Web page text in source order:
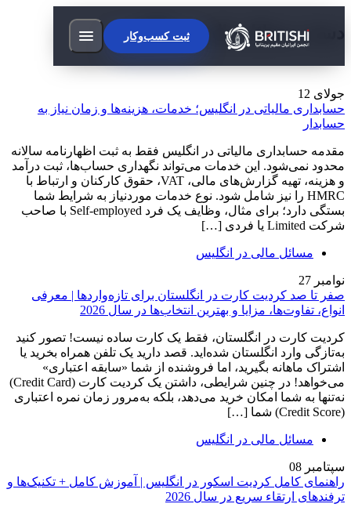
ثبت کسب‌وکار دسته:مسائل مالی در انگلیس
جولای 12
حسابداری مالیاتی در انگلیس؛ خدمات، هزینه‌ها و زمان نیاز به
حسابدار
مقدمه حسابداری مالیاتی در انگلیس فقط به ثبت اظهارنامه سالانه
محدود نمی‌شود. این خدمات می‌تواند نگهداری حساب‌ها، ثبت درآمد
و هزینه، تهیه گزارش‌های مالی، VAT، حقوق کارکنان و ارتباط با
HMRC را نیز شامل شود. نوع خدمات موردنیاز به شرایط شما
بستگی دارد؛ برای مثال، وظایف یک فرد Self-employed با صاحب
شرکت Limited یا فردی […]
مسائل مالی در انگلیس
نوامبر 27
صفر تا صد کردیت کارت در انگلستان برای تازه‌واردها | معرفی
انواع، تفاوت‌ها، مزایا و بهترین انتخاب‌ها در سال 2026
کردیت کارت در انگلستان، فقط یک کارت ساده نیست! تصور کنید
به‌تازگی وارد انگلستان شده‌اید. قصد دارید یک تلفن همراه بخرید یا
اشتراک ماهانه بگیرید، اما فروشنده از شما «سابقه اعتباری»
می‌خواهد! در چنین شرایطی، داشتن یک کردیت کارت (Credit Card)
نه‌تنها به شما امکان خرید می‌دهد، بلکه به‌مرور زمان نمره اعتباری
(Credit Score) شما […]
مسائل مالی در انگلیس
سپتامبر 08
راهنمای کامل کردیت اسکور در انگلیس | آموزش کامل + تکنیک‌ها و
ترفندهای ارتقاء سریع در سال 2026